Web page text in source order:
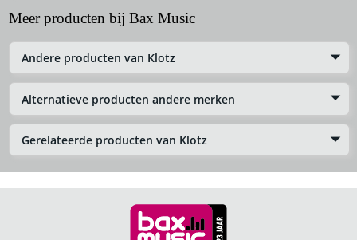
Meer producten bij Bax Music
Andere producten van Klotz
Alternatieve producten andere merken
Gerelateerde producten van Klotz